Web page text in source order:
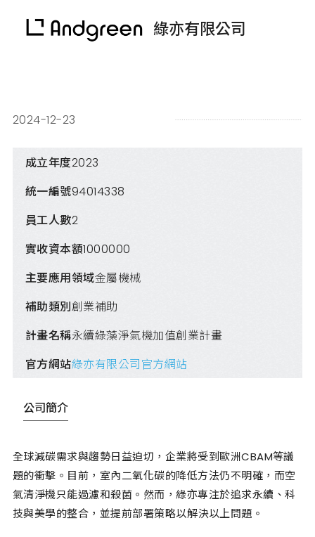
綠亦有限公司
2024-12-23
成立年度2023
統一編號94014338
員工人數2
實收資本額1000000
主要應用領域金屬機械
補助類別創業補助
計畫名稱永續綠藻淨氣機加值創業計畫
官方網站綠亦有限公司官方網站
公司簡介
全球減碳需求與趨勢日益迫切，企業將受到歐洲CBAM等議
題的衝擊。目前，室內二氧化碳的降低方法仍不明確，而空
氣清淨機只能過濾和殺菌。然而，綠亦專注於追求永續、科
技與美學的整合，並提前部署策略以解決以上問題。